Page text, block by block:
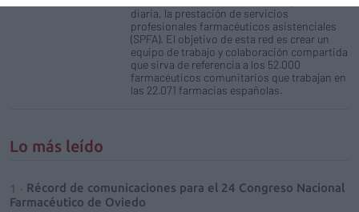
diaria, la prestación de servicios
profesionales farmacéuticos asistenciales
(SPFA). El objetivo de esta red es crear un
equipo de trabajo y colaboración compartida
que sirva de referencia a los 52.000
farmacéuticos comunitarios que trabajan en
las 22.071 farmacias españolas.
Lo más leído
Récord de comunicaciones para el 24 Congreso Nacional
Farmacéutico de Oviedo